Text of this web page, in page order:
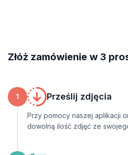
Złóż zamówienie w 3
1 Prześlij zdjęcia
Przy pomocy naszej aplikacji
dowolną ilość zdjęć ze